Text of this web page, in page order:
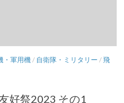
・軍用機 / 自衛隊・ミリタリー /飛
好祭2023 その1